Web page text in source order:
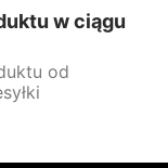
w ciągu
od